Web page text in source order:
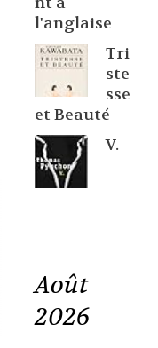
l'anglaise
Tri
ste
sse
et Beauté
V.
Août
2026